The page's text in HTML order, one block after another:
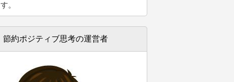
す。
節約ポジティブ思考の運営者